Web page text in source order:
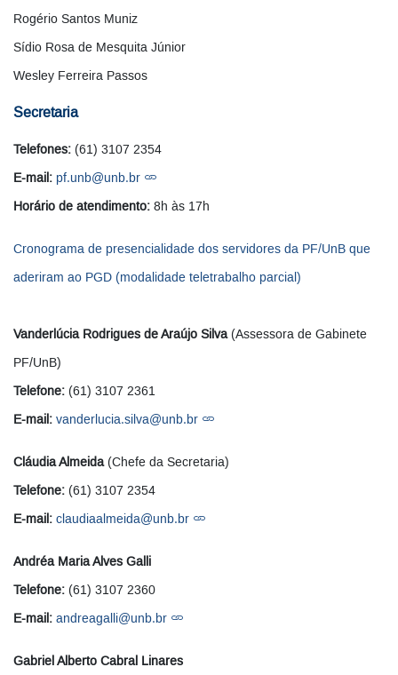
Rogério Santos Muniz
Sídio Rosa de Mesquita Júnior
Wesley Ferreira Passos
Secretaria
Telefones: (61) 3107 2354
E-mail: pf.unb@unb.br
Horário de atendimento: 8h às 17h
Cronograma de presencialidade dos servidores da PF/UnB que
aderiram ao PGD (modalidade teletrabalho parcial)
Vanderlúcia Rodrigues de Araújo Silva(Assessora de Gabinete
PF/UnB)
Telefone: (61) 3107 2361
E-mail: vanderlucia.silva@unb.br
Cláudia Almeida(Chefe da Secretaria)
Telefone: (61) 3107 2354
E-mail: claudiaalmeida@unb.br
Andréa Maria Alves Galli
Telefone: (61) 3107 2360
E-mail: andreagalli@unb.br
Gabriel Alberto Cabral Linares